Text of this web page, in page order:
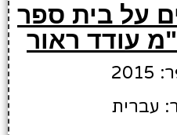
על בית ספר
עודד ראור
עברית